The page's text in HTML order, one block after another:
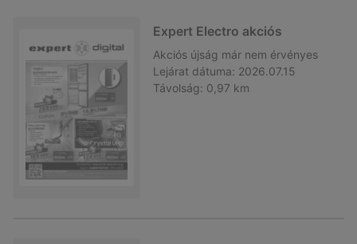
Expert Electro akciós
Akciós újság már nem érvényes
Lejárat dátuma: 2026.07.15
Távolság: 0,97 km